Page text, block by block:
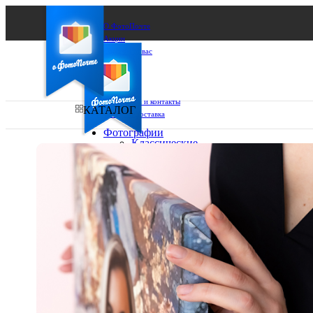
О ФотоПочте
Акции
Сделаем за вас
Бизнесу
FAQ
Франшиза
Поддержка и контакты
Оплата и доставка
Ваш город:
Ваш регион доставки
Выберите из списка:
КАТАЛОГ
Фотографии
Классические
13х18
15х15
15х20
20х20
20х30
30х30
30х40
А4
Фото
в